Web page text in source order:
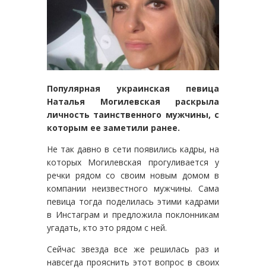
Популярная украинская певица
Наталья Могилевская раскрыла
личность таинственного мужчины, с
которым ее заметили ранее.
Не так давно в сети появились кадры, на
которых Могилевская прогуливается у
речки рядом со своим новым домом в
компании неизвестного мужчины. Сама
певица тогда поделилась этими кадрами
в Инстаграм и предложила поклонникам
угадать, кто это рядом с ней.
Сейчас звезда все же решилась раз и
навсегда прояснить этот вопрос в своих